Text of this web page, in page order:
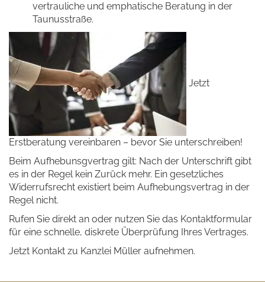
vertrauliche und emphatische Beratung in der
Taunusstraße.
Jetzt
Erstberatung vereinbaren – bevor Sie unterschreiben!
Beim Aufhebunsgvertrag gilt: Nach der Unterschrift gibt
es in der Regel kein Zurück mehr. Ein gesetzliches
Widerrufsrecht existiert beim Aufhebungsvertrag in der
Regel nicht.
Rufen Sie direkt an oder nutzen Sie das Kontaktformular
für eine schnelle, diskrete Überprüfung Ihres Vertrages.
Jetzt Kontakt zu Kanzlei Müller aufnehmen.